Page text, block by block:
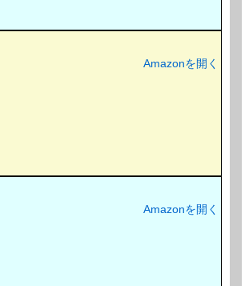
Amazonを開く
Amazonを開く